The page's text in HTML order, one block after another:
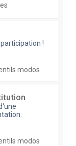
!
modos
modos